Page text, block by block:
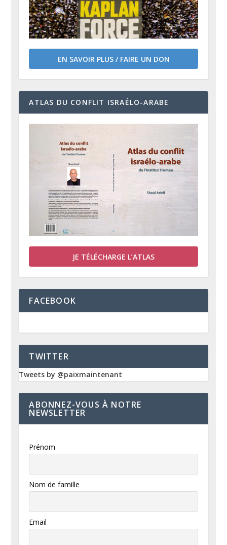
EN SAVOIR PLUS / FAIRE UN DON
ATLAS DU CONFLIT ISRAÉLO-ARABE
JE TÉLÉCHARGE L’ATLAS
FACEBOOK
TWITTER
Tweets by @paixmaintenant
ABONNEZ-VOUS À NOTRE
NEWSLETTER
Prénom
Nom de famille
Email